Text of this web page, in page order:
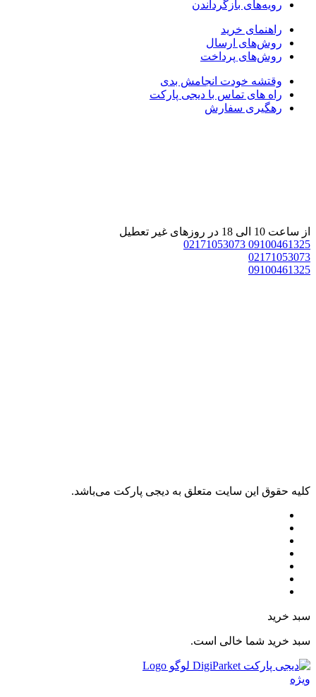
رویه‌های بازگرداندن
راهنمای خرید
روش‌های ارسال
روش‌های پرداخت
وقتشه خودت انجامش بدی
راه های تماس با دیجی پارکت
رهگیری سفارش
ساعت 10 الی 18 در روزهای غیر تعطیل
02171053073
حقوق اين سايت متعلق به دیجی پارکت می‌باشد.
خرید
خرید شما خالی است.